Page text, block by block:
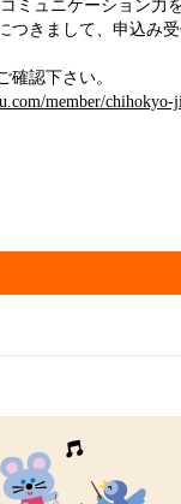
ミュニケーション力
つきまして、申込み受
確認下さい。
member/chihokyo-